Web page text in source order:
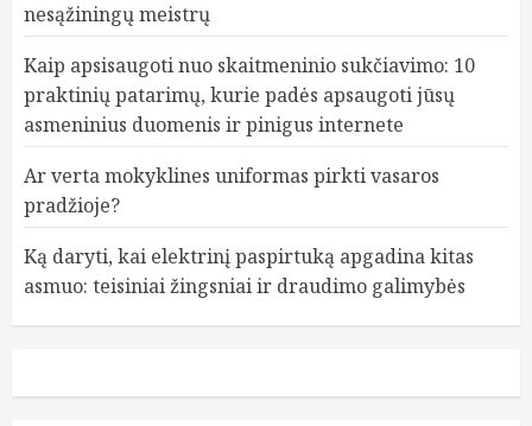
nesąžiningų meistrų
Kaip apsisaugoti nuo skaitmeninio sukčiavimo: 10
praktinių patarimų, kurie padės apsaugoti jūsų
asmeninius duomenis ir pinigus internete
Ar verta mokyklines uniformas pirkti vasaros
pradžioje?
Ką daryti, kai elektrinį paspirtuką apgadina kitas
asmuo: teisiniai žingsniai ir draudimo galimybės